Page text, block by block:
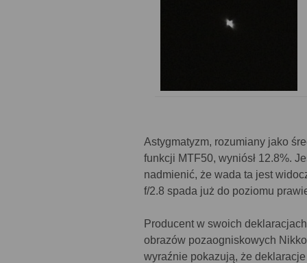
Astygmatyzm, rozumiany jako
funkcji MTF50, wyniósł 12.8%.
nadmienić, że wada ta jest
f/2.8 spada już do poziomu
Producent w swoich
obrazów pozaogniskowych
wyraźnie pokazują, że